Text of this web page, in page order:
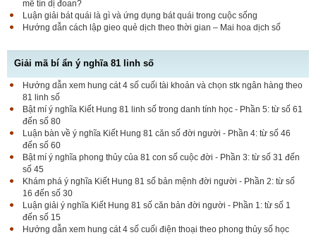
mê tín dị đoan?
Luận giải bát quái là gì và ứng dụng bát quái trong cuộc sống
Hướng dẫn cách lập gieo quẻ dịch theo thời gian – Mai hoa dịch số
Giải mã bí ẩn ý nghĩa 81 linh số
Hướng dẫn xem hung cát 4 số cuối tài khoản và chọn stk ngân hàng theo
81 linh số
Bật mí ý nghĩa Kiết Hung 81 linh số trong danh tính học - Phần 5: từ số 61
đến số 80
Luận bàn về ý nghĩa Kiết Hung 81 căn số đời người - Phần 4: từ số 46
đến số 60
Bật mí ý nghĩa phong thủy của 81 con số cuộc đời - Phần 3: từ số 31 đến
số 45
Khám phá ý nghĩa Kiết Hung 81 số bản mệnh đời người - Phần 2: từ số
16 đến số 30
Luận giải ý nghĩa Kiết Hung 81 số căn bản đời người - Phần 1: từ số 1
đến số 15
Hướng dẫn xem hung cát 4 số cuối điện thoại theo phong thủy số học